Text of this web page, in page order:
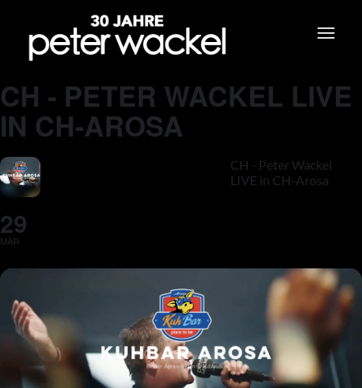
CH - PETER WACKEL LIVE
IN CH-AROSA
29
MÄR
CH - Peter Wackel
LIVE in CH-Arosa